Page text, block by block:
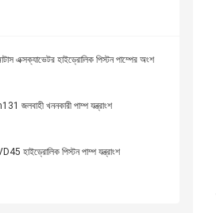
এক্সক্যাভেটর হাইড্রোলিক পিস্টন পাম্পের অংশ
জলবাহী খননকারী পাম্প যন্ত্রাংশ
হাইড্রোলিক পিস্টন পাম্প যন্ত্রাংশ